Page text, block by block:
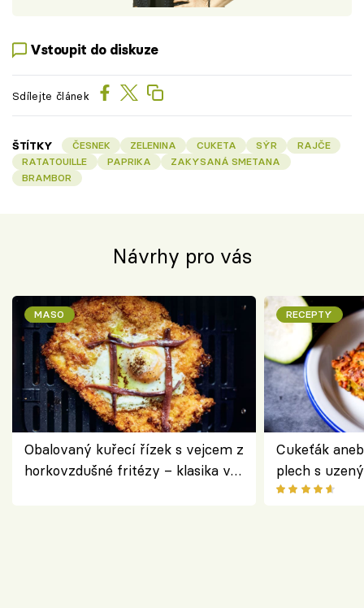
Vstoupit do diskuze
Sdílejte článek
ŠTÍTKY ČESNEK ZELENINA CUKETA SÝR
RAJČE
RATATOUILLE
PAPRIKA
ZAKYSANÁ SMETANA
BRAMBOR
Návrhy pro vás
MASO
Obalovaný kuřecí řízek s vejcem z
horkovzdušné fritézy – klasika v
RECEPTY
Cukeťák
plech s
způsob, jak